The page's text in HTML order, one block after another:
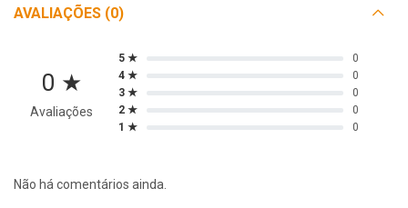
AVALIAÇÕES (0)
0 ★
Avaliações
5 ★
0
4 ★
0
3 ★
0
2 ★
0
1 ★
0
Não há comentários ainda.